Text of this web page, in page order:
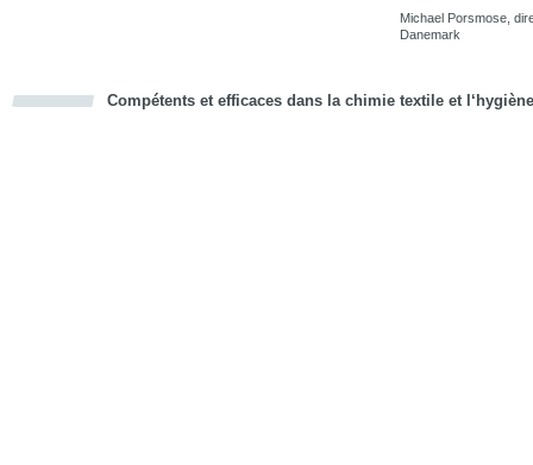
Michael Porsmose,
Danemark
Compétents et efficaces dans la chimie textile et l‘hygiène